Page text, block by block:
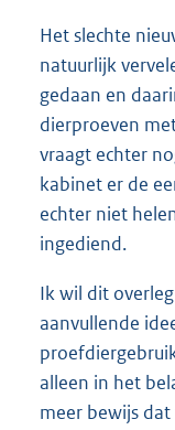
Het slechte
natuurlijk
gedaan en
dierproeven
vraagt echter
kabinet er de
echter niet
ingediend.
Ik wil dit
aanvullende
alleen in het
meer bewijs